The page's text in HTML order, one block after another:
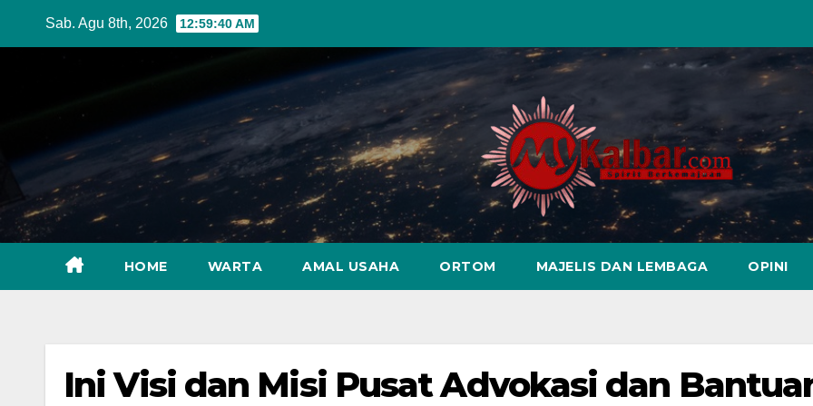
Sab. Agu 8th, 2026 12:59:41 AM
HOME WARTA AMAL USAHA ORTOM MAJELIS DAN LEMBAGA OPINI
Ini Visi dan Misi Pusat Advokasi dan